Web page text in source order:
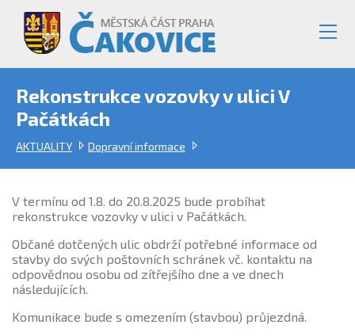
Rekonstrukce vozovky v ulici V
Pačátkách
AKTUALITY Dopravní informace
V termínu od 1.8. do 20.8.2025 bude probíhat
rekonstrukce vozovky v ulici v Pačátkách.
Občané dotčených ulic obdrží potřebné informace od
stavby do svých poštovních schránek vč. kontaktu na
odpovědnou osobu od zítřejšího dne a ve dnech
následujících.
Komunikace bude s omezením (stavbou) průjezdná.